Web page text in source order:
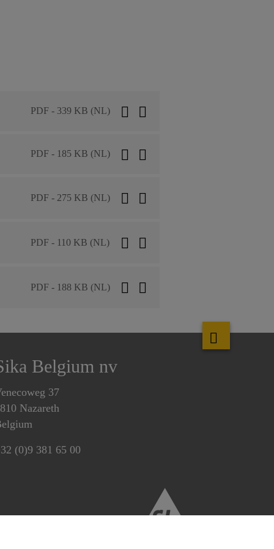
PDF - 339 KB (NL)
PDF - 185 KB (NL)
PDF - 275 KB (NL)
PDF - 110 KB (NL)
PDF - 188 KB (NL)
Belgium nv
37
Nazareth
(0)9 381 65 00